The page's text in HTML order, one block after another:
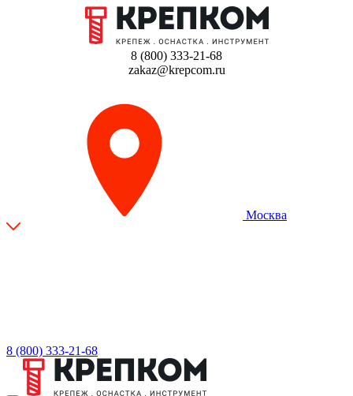
8 (800) 333-21-68
zakaz@krepcom.ru
Москва
8 (800) 333-21-68